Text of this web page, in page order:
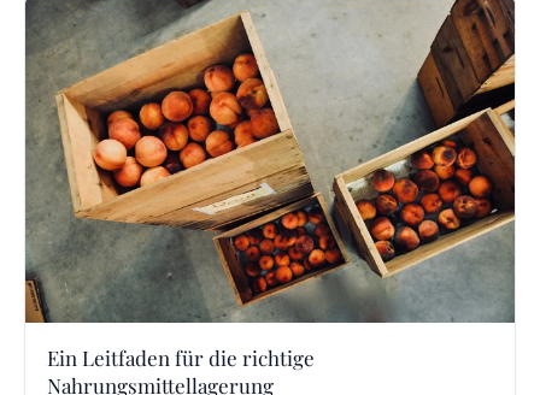
Ein Leitfaden für die richtige
Nahrungsmittellagerung